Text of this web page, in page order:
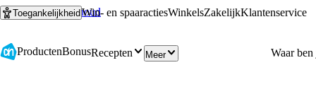
Ga naar hoofdinhoud
Ga naar zoeken
ToegankelijkheidWin- en spaaractiesWinkelsZakelijkKlantenservice
ProductenBonusRecepten Meer